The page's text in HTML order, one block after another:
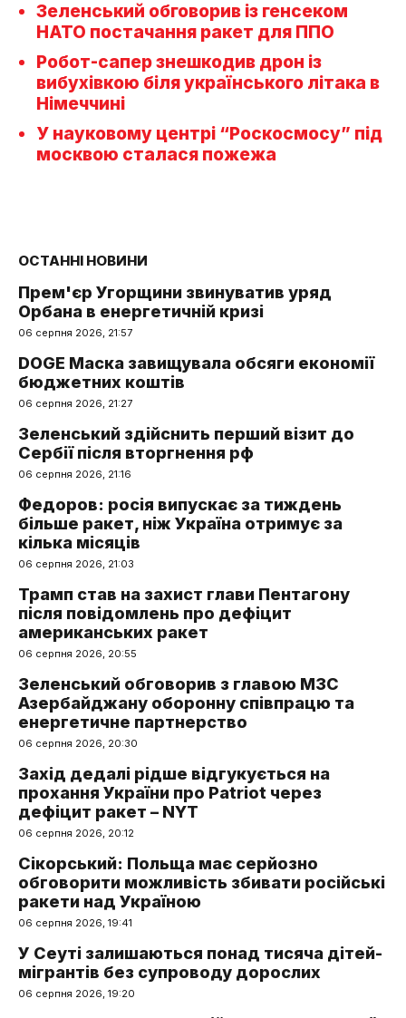
Зеленський обговорив із генсеком
НАТО постачання ракет для ППО
Робот-сапер знешкодив дрон із
вибухівкою біля українського літака в
Німеччині
У науковому центрі “Роскосмосу” під
москвою сталася пожежа
ОСТАННІ НОВИНИ
Прем'єр Угорщини звинуватив уряд
Орбана в енергетичній кризі
06 серпня 2026, 21:57
DOGE Маска завищувала обсяги економії
бюджетних коштів
06 серпня 2026, 21:27
Зеленський здійснить перший візит до
Сербії після вторгнення рф
06 серпня 2026, 21:16
Федоров: росія випускає за тиждень
більше ракет, ніж Україна отримує за
кілька місяців
06 серпня 2026, 21:03
Трамп став на захист глави Пентагону
після повідомлень про дефіцит
американських ракет
06 серпня 2026, 20:55
Зеленський обговорив з главою МЗС
Азербайджану оборонну співпрацю та
енергетичне партнерство
06 серпня 2026, 20:30
Захід дедалі рідше відгукується на
прохання України про Patriot через
дефіцит ракет – NYT
06 серпня 2026, 20:12
Сікорський: Польща має серйозно
обговорити можливість збивати російські
ракети над Україною
06 серпня 2026, 19:41
У Сеуті залишаються понад тисяча дітей-
мігрантів без супроводу дорослих
06 серпня 2026, 19:20